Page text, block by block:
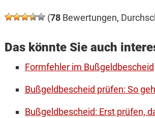
(78Bewertungen,
Das könnte Sie auch
Formfehler im Bußgeldbescheid
Bußgeldbescheid prüfen: So
Bußgeldbescheid: Erst prüfen,